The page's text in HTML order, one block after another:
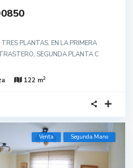
PLANTAS, EN LA PRIMERA
SEGUNDA PLANTA C
122 m2
Venta Segunda Mano